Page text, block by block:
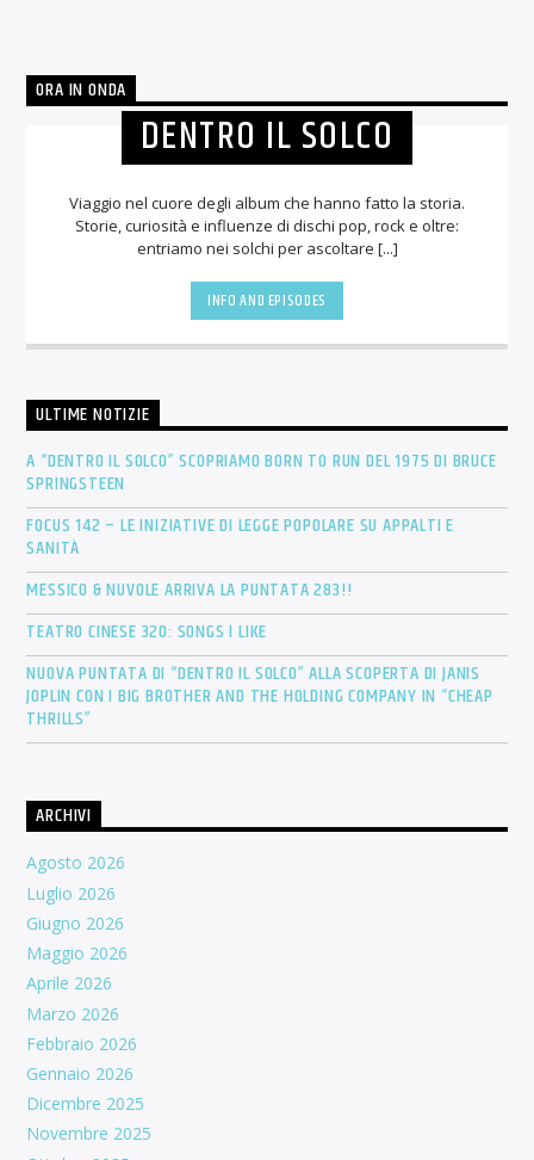
ORA IN ONDA
DENTRO IL SOLCO
Viaggio nel cuore degli album che hanno fatto la storia.
Storie, curiosità e influenze di dischi pop, rock e oltre:
entriamo nei solchi per ascoltare [...]
INFO AND EPISODES
ULTIME NOTIZIE
A “DENTRO IL SOLCO” SCOPRIAMO BORN TO RUN DEL 1975 DI BRUCE
SPRINGSTEEN
FOCUS 142 – LE INIZIATIVE DI LEGGE POPOLARE SU APPALTI E
SANITÀ
MESSICO & NUVOLE ARRIVA LA PUNTATA 283!!
TEATRO CINESE 320: SONGS I LIKE
NUOVA PUNTATA DI “DENTRO IL SOLCO” ALLA SCOPERTA DI JANIS
JOPLIN CON I BIG BROTHER AND THE HOLDING COMPANY IN “CHEAP
THRILLS”
ARCHIVI
Agosto 2026
Luglio 2026
Giugno 2026
Maggio 2026
Aprile 2026
Marzo 2026
Febbraio 2026
Gennaio 2026
Dicembre 2025
Novembre 2025